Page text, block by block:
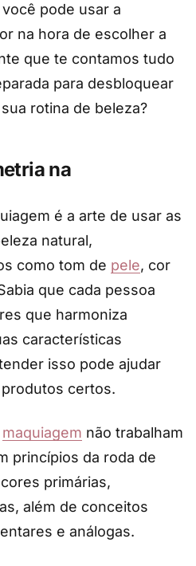
pode usar a
na hora de escolher a
que te contamos tudo
para desbloquear
rotina de beleza?
na
é a arte de usar as
natural,
como tom de pele, cor
que cada pessoa
que harmoniza
características
isso pode ajudar
certos.
maquiagem não trabalham
princípios da roda de
primárias,
além de conceitos
e análogas.